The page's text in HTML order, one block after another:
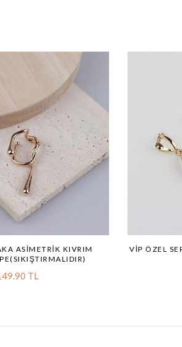
ASIMETRIK KIVRIM
TL
VİP ÖZEL